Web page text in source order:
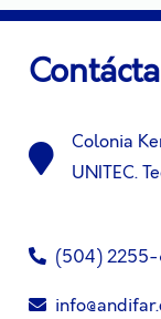
Colonia
UNITEC.
(504)